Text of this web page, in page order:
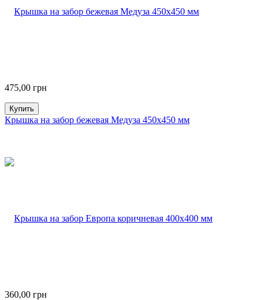
475,00 грн
Купить
Крышка на забор бежевая Медуза 450х450 мм
360,00 грн